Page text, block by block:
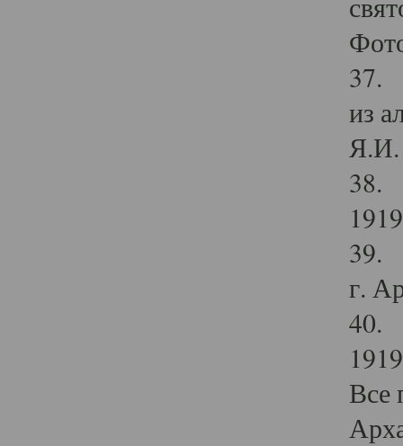
37.
из
Я.И.
38.
39.
г.
40.
Все